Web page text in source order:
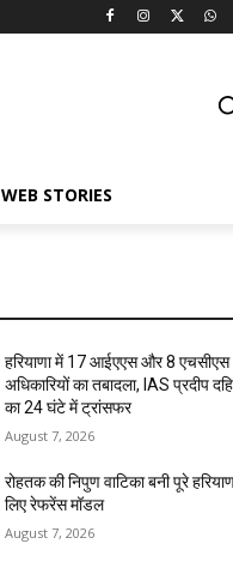
WEB STORIES
हरियाणा में 17 आईएएस और 8 एचसीएस
अधिकारियों का तबादला, IAS प्रदीप
का 24 घंटे में ट्रांसफर
August 7, 2026
रोहतक की निपुण वाटिका बनी पूरे
लिए रेफरेंस मॉडल
August 7, 2026